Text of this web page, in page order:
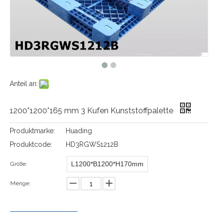
Anteil an:
1200*1200*165 mm 3 Kufen Kunststoffpalette
Produktmarke:
Huading
Produktcode:
HD3RGWS1212B
Größe: L1200*B1200*H170mm
Menge: